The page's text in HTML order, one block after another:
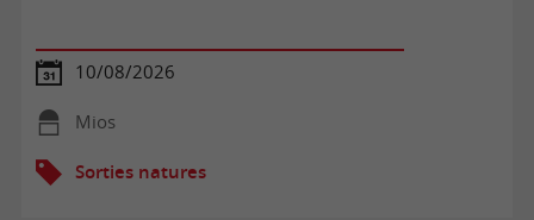
10/08/2026
Mios
Sorties natures